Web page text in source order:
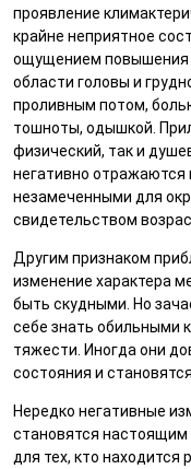
проявление
крайне неприятное
ощущением повышения
области головы и
проливным потом,
тошноты, одышкой.
физический, так и
негативно отражаются
незамеченными для
свидетельством
Другим признаком
изменение характера
быть скудными. Но
себе знать обильными
тяжести. Иногда они
состояния и
Нередко негативные
становятся
для тех, кто находится